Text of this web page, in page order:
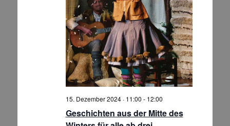
Geschichten aus der Mitte des
15. Dezember 2024 · 11:00 - 12:00